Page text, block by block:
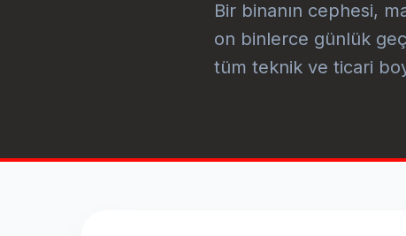
Bir binanın cephesi,
on binlerce günlük
tüm teknik ve ticari